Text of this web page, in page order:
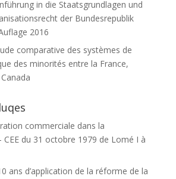
in die Staatsgrundlagen und
der Bundesrepublik
2016
comparative des systèmes de
des minorités entre la France,
commerciale dans la
CEE du 31 octobre 1979 de Lomé I à
ans d’application de la réforme de la